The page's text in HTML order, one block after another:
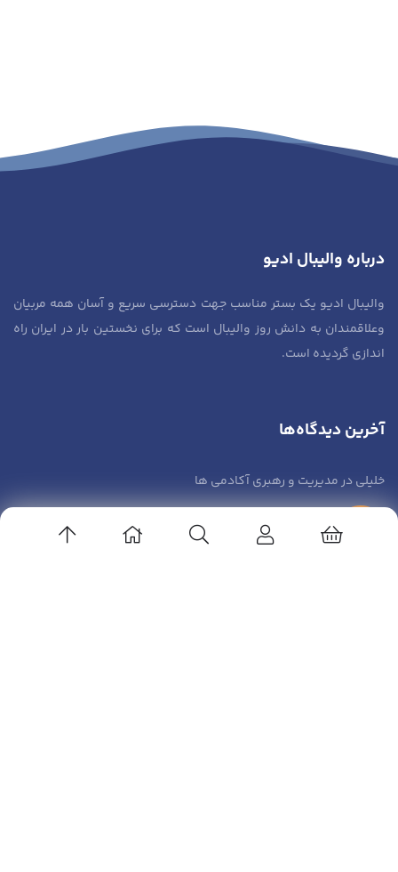
درباره والیبال ادیو
والیبال ادیو یک بستر مناسب جهت دسترسی سریع و آسان همه مربیان
وعلاقمندان به دانش روز والیبال است که برای نخستین بار در ایران راه
اندازی گردیده است.
آخرین دیدگاه‌ها
خلیلیدرمدیریت و رهبری آکادمی ها